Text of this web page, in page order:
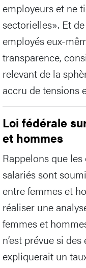
employeurs et ne
sectorielles». Et
employés eux-
transparence,
relevant de la
accru de tensions
Loi fédérale
et hommes
Rappelons que
salariés sont
entre femmes et
réaliser une
femmes et
n’est prévue si
expliquerait un